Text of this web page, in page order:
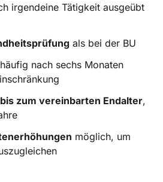
irgendeine Tätigkeit ausgeübt
als bei der BU
häufig nach sechs Monaten
zum vereinbarten Endalter,
möglich, um